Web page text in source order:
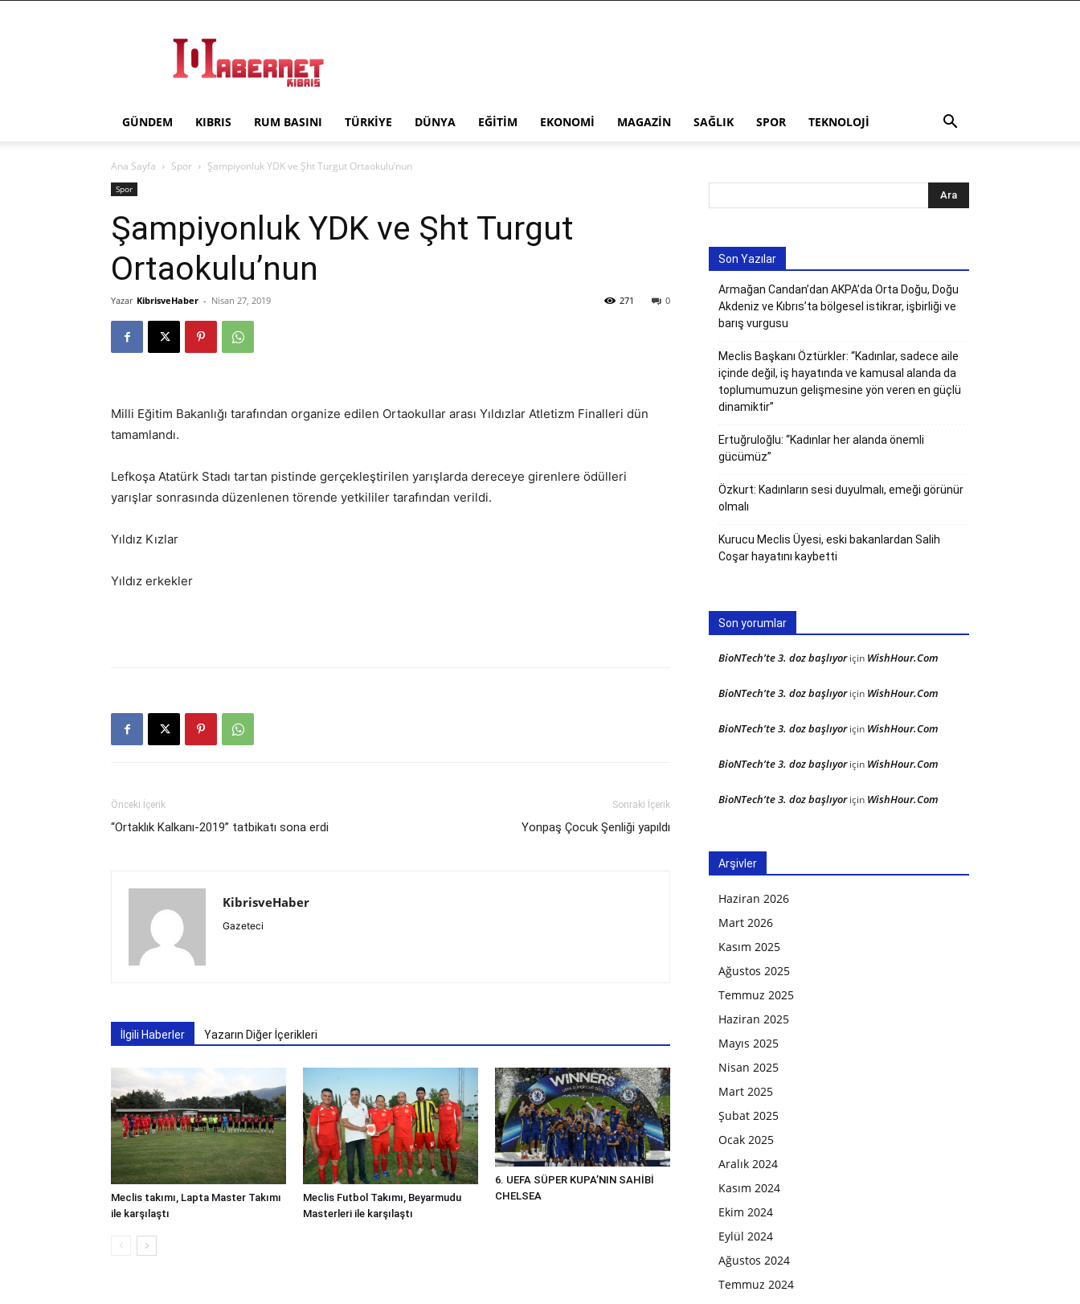
Kıbrıs
GÜNDEM KIBRIS RUM BASINI TÜRKIYE DÜNYA EĞITIM EKONOMI MAGAZIN SAĞLIK SPOR TEKNOLOJI
Ana Sayfa Spor Şampiyonluk YDK ve Şht Turgut Ortaokulu’nun
Spor
Şampiyonluk YDK ve Şht Turgut
Ortaokulu’nun
Yazar KibrisveHaber - Nisan 27, 2019 0
271
Milli Eğitim Bakanlığı tarafından organize edilen Ortaokullar arası Yıldızlar Atletizm Finalleri dün
tamamlandı.
Lefkoşa Atatürk Stadı tartan pistinde gerçekleştirilen yarışlarda dereceye girenlere ödülleri
yarışlar sonrasında düzenlenen törende yetkililer tarafından verildi.
Yıldız Kızlar
Yıldız erkekler
Önceki İçerik
“Ortaklık Kalkanı-2019” tatbikatı sona erdi
Sonraki İçerik
Yonpaş Çocuk Şenliği yapıldı
KibrisveHaber
Gazeteci
İlgili Haberler Yazarın Diğer İçerikleri
Meclis takımı, Lapta Master Takımı
ile karşılaştı
Meclis Futbol Takımı, Beyarmudu
Masterleri ile karşılaştı
6. UEFA SÜPER KUPA’NIN SAHİBİ
CHELSEA
Son Yazılar
Armağan Candan’dan AKPA’da Orta Doğu, Doğu
Akdeniz ve Kıbrıs’ta bölgesel istikrar, işbirliği ve
barış vurgusu
Meclis Başkanı Öztürkler: “Kadınlar, sadece aile
içinde değil, iş hayatında ve kamusal alanda da
toplumumuzun gelişmesine yön veren en güçlü
dinamiktir”
Ertuğruloğlu: “Kadınlar her alanda önemli
gücümüz”
Özkurt: Kadınların sesi duyulmalı, emeği görünür
olmalı
Kurucu Meclis Üyesi, eski bakanlardan Salih
Coşar hayatını kaybetti
Son yorumlar
BioNTech’te 3. doz başlıyoriçin WishHour.Com
BioNTech’te 3. doz başlıyoriçin WishHour.Com
BioNTech’te 3. doz başlıyoriçin WishHour.Com
BioNTech’te 3. doz başlıyoriçin WishHour.Com
BioNTech’te 3. doz başlıyoriçin WishHour.Com
Arşivler
Haziran 2026
Mart 2026
Kasım 2025
Ağustos 2025
Temmuz 2025
Haziran 2025
Mayıs 2025
Nisan 2025
Mart 2025
Şubat 2025
Ocak 2025
Aralık 2024
Kasım 2024
Ekim 2024
Eylül 2024
Ağustos 2024
Temmuz 2024